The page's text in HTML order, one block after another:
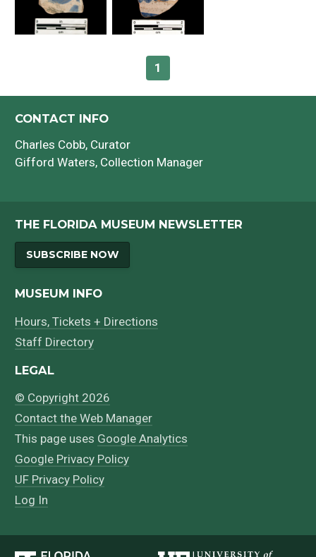
1
CONTACT INFO
Charles Cobb, Curator
Gifford Waters, Collection Manager
THE FLORIDA MUSEUM NEWSLETTER
SUBSCRIBE NOW
MUSEUM INFO
Hours, Tickets + Directions
Staff Directory
LEGAL
© Copyright 2026
Contact the Web Manager
This page uses Google Analytics
Google Privacy Policy
UF Privacy Policy
Log In